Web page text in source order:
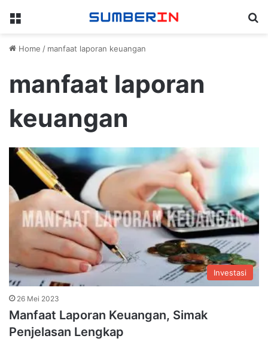
Menu
Home / manfaat laporan keuangan
manfaat laporan
keuangan
Investasi
26 Mei 2023
Manfaat Laporan Keuangan, Simak
Penjelasan Lengkap